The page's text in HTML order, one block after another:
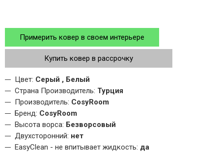
Примерить ковер в своем интерьере
Купить ковер в рассрочку
Цвет: Серый , Белый
Страна Производитель: Турция
Производитель: CosyRoom
Бренд: CosyRoom
Высота ворса: Безворсовый
Двухсторонний: нет
EasyClean - не впитывает жидкость: да